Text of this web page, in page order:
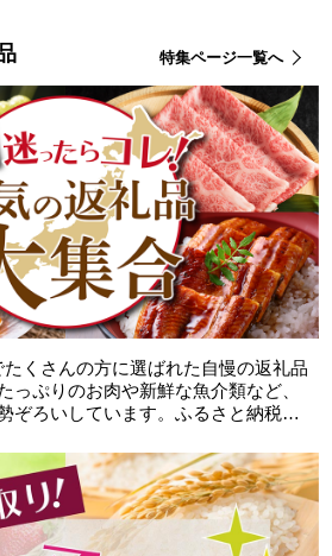
特集ページ一覧へ
くさんの方に選ばれた自慢の返礼品
っぷりのお肉や新鮮な魚介類など、
ぞろいしています。ふるさと納税が